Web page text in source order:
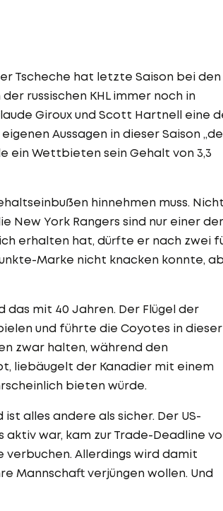
Tscheche hat letzte Saison bei den
russischen KHL immer noch in
Giroux und Scott Hartnell eine
Aussagen in dieser Saison
ein Wettbieten sein Gehalt von 3,3
hinnehmen muss.
New York Rangers sind nur einer der
erhalten hat, dürfte er nach zwei
Marke nicht knacken konnte,
das mit 40 Jahren. Der Flügel der
und führte die Coyotes in dieser
zwar halten, während den
liebäugelt der Kanadier mit einem
bieten würde.
alles andere als sicher. Der US-
aktiv war, kam zur Trade-Deadline
verbuchen. Allerdings wird damit
Mannschaft verjüngen wollen. Und